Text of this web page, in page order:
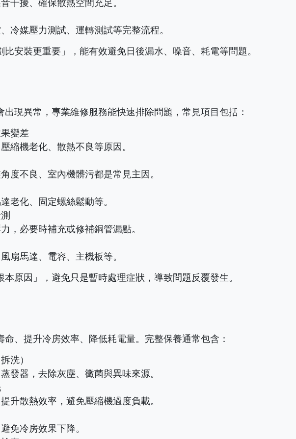
干擾、確保散熱空間充足。
冷媒壓力測試、運轉測試等完整流程。
安裝更重要」，能有效避免日後漏水、噪音、耗電等問題。
出現異常，專業維修服務能快速排除問題，常見項目包括：
變差
縮機老化、散熱不良等原因。
度不良、室內機髒污都是常見主因。
老化、固定螺絲鬆動等。
，必要時補充或修補銅管漏點。
扇馬達、電容、主機板等。
原因」，避免只是暫時處理症狀，導致問題反覆發生。
命、提升冷房效率、降低耗電量。完整保養通常包含：
洗）
發器，去除灰塵、黴菌與異味來源。
升散熱效率，避免壓縮機過度負載。
免冷房效果下降。